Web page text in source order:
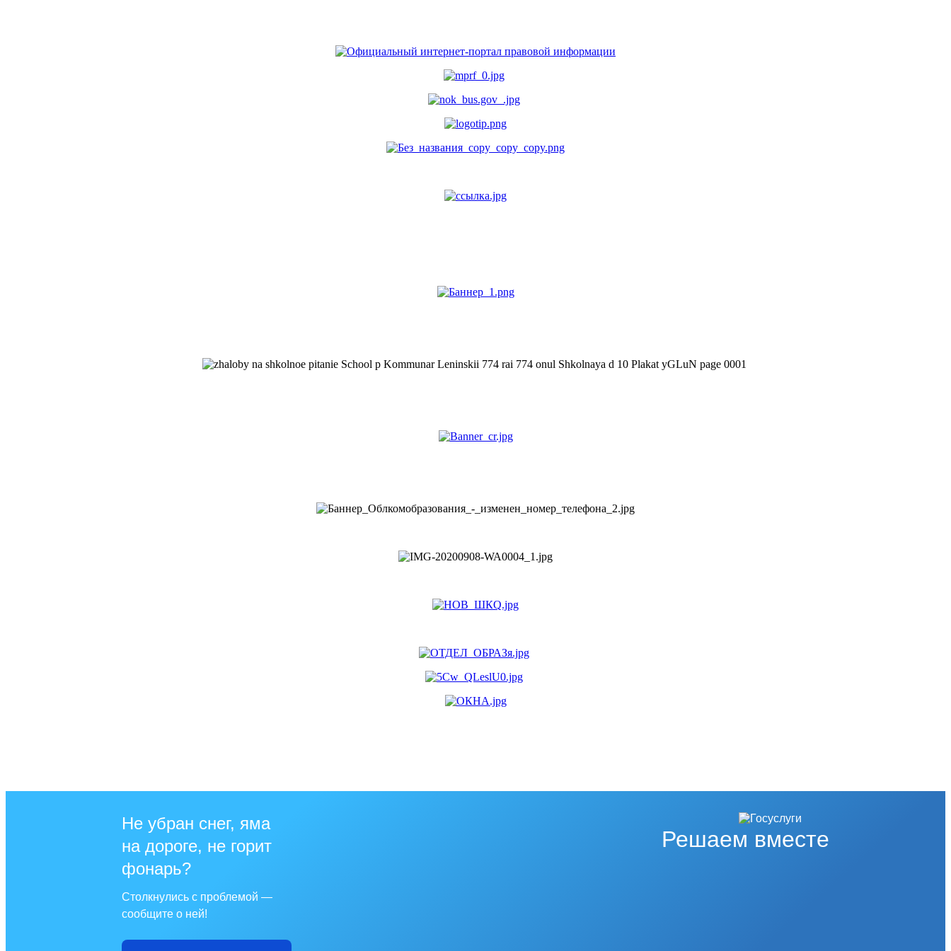
Решаем вместе
Не убран снег, яма
на дороге, не горит
фонарь?
Столкнулись с проблемой —
сообщите о ней!